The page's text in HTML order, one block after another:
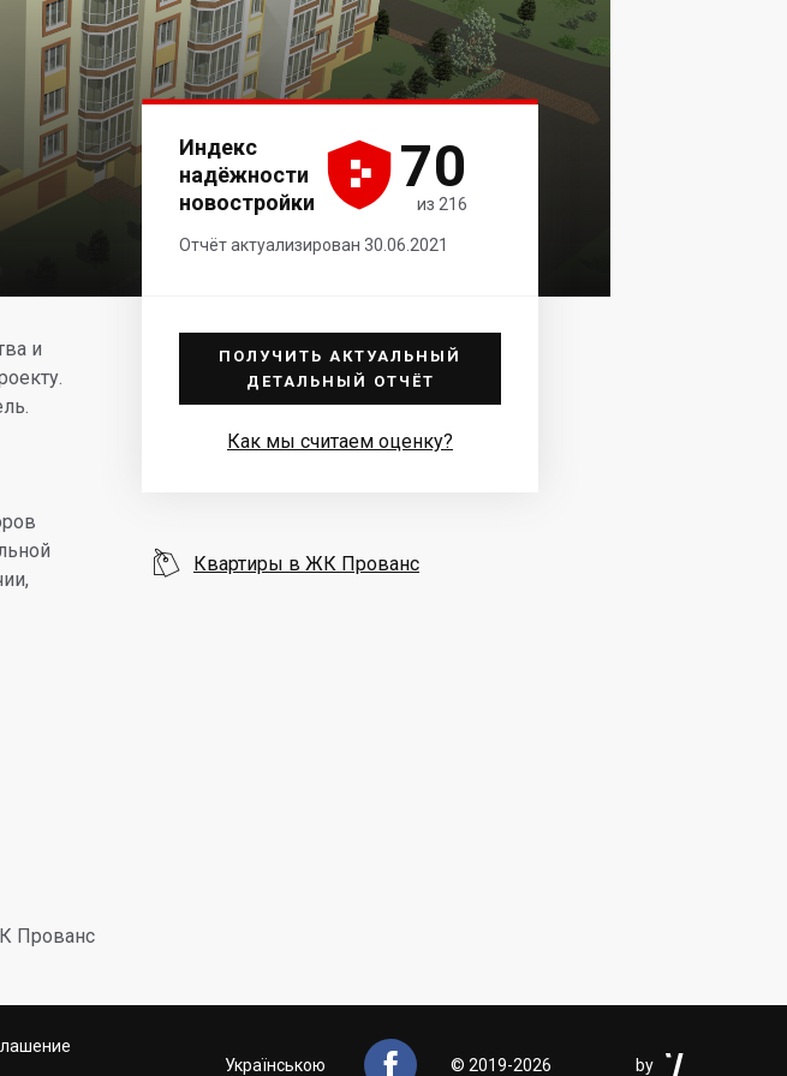
и
Индекс
надёжности
новостройки 



70
из 216
Отчёт актуализирован 30.06.2021
ПОЛУЧИТЬ АКТУАЛЬНЫЙ
ДЕТАЛЬНЫЙ ОТЧЁТ
Как мы считаем оценку?
 Квартиры в ЖК Прованс
Прованс
Українською  © 2019-2026 by 